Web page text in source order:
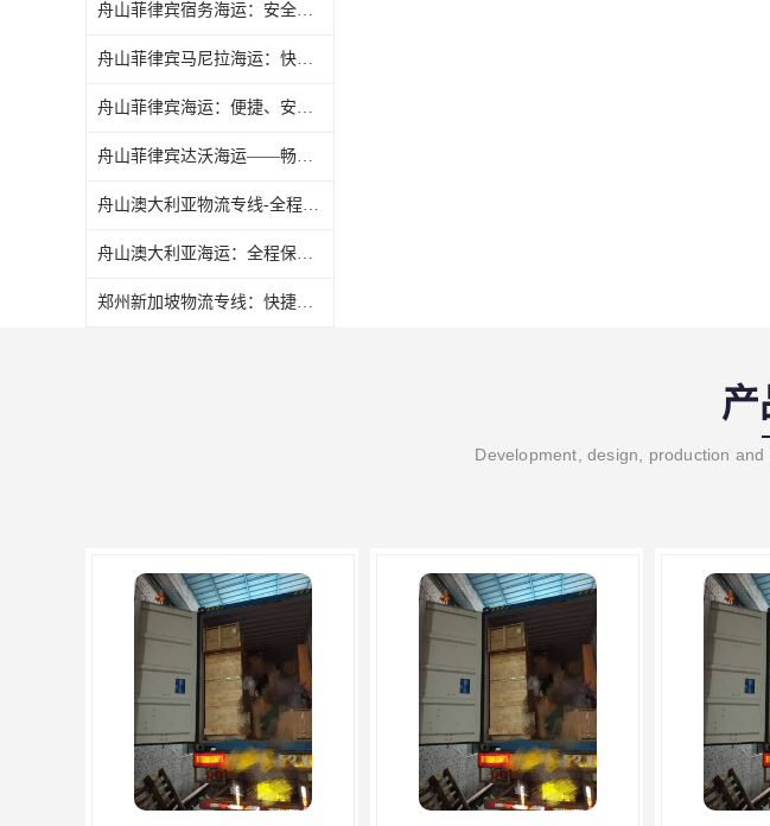
舟山菲律宾宿务海运：安全快捷的货物运输服务
舟山菲律宾马尼拉海运：快速、安全、便捷的货物运输方式
舟山菲律宾海运：便捷、安全、可靠的海洋货运服务
舟山菲律宾达沃海运——畅达东南亚物流贸易新通道
舟山澳大利亚物流专线-全程服务，快速便捷
舟山澳大利亚海运：全程保障，安全高效的快捷运输服务
郑州新加坡物流专线：快捷、安全、可靠的货物运输服务
产
Development, design, production